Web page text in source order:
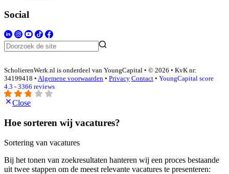
Social
ScholierenWerk.nl is onderdeel van YoungCapital • © 2026 • KvK nr:
34199418 • Algemene voorwaarden • Privacy Contact • YoungCapital score
4.3 - 3366 reviews
Close
Hoe sorteren wij vacatures?
Sortering van vacatures
Bij het tonen van zoekresultaten hanteren wij een proces bestaande
uit twee stappen om de meest relevante vacatures te presenteren: